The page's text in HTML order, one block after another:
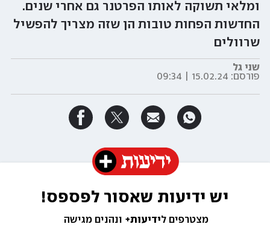
ומלאי תשוקה לאותו הפרטנר גם אחרי שנים.
החדשות הפחות טובות הן שזה מצריך להפשיל
שרוולים
שני גל
פורסם: 15.02.24 | 09:34
יש ידיעות שאסור לפספס!
מצטרפים לידיעות+ ונהנים מגישה